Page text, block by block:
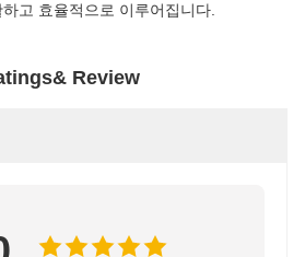
고 효율적으로 이루어집니다.
Review